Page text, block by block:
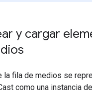
y cargar
la fila de medios se
como una instancia de